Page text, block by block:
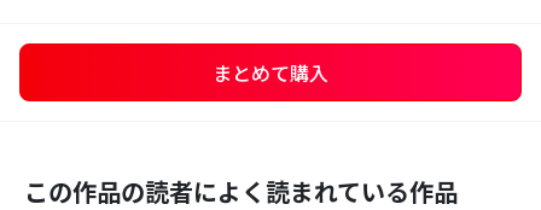
まとめて購入
この作品の読者によく読まれている作品